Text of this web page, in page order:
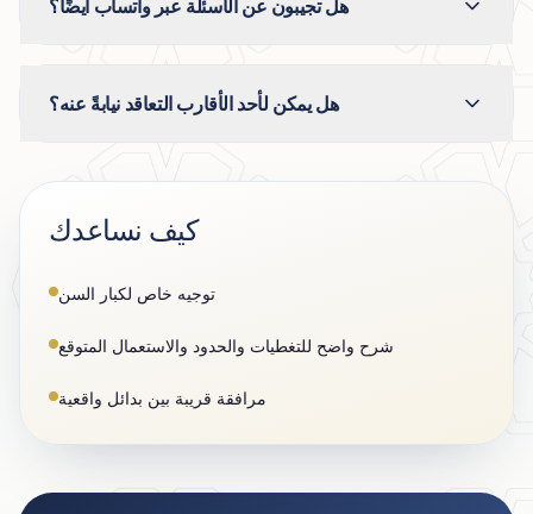
هل يمكن لأحد الأقارب التعاقد نيابةً عنه؟
كيف نساعدك
توجيه خاص لكبار السن
شرح واضح للتغطيات والحدود والاستعمال المتوقع
مرافقة قريبة بين بدائل واقعية